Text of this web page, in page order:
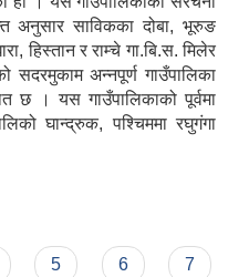
अनुसार साविकका दोबा, भूरुङ
हिस्तान र राम्चे गा.बि.स. मिलेर
सदरमुकाम अन्नपूर्ण गाउँपालिका
छ । यस गाउँपालिकाको पूर्वमा
घान्द्रुक, पश्चिममा रघुगंगा
5 6
7